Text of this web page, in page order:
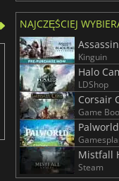
NAJCZĘŚCIEJ
Kinguin
Halo
LDShop
Corsair
Game
Palworld
Mistfall
Steam